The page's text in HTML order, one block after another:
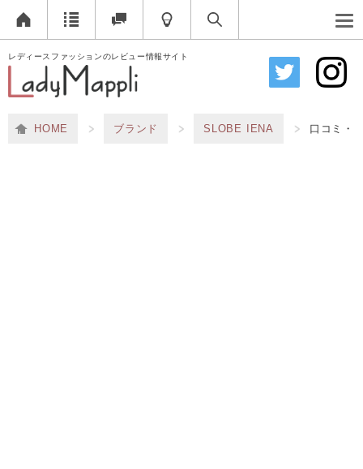
レディースファッションのレビュー情報サイト
HOME ブランド SLOBE IENA 口コミ・